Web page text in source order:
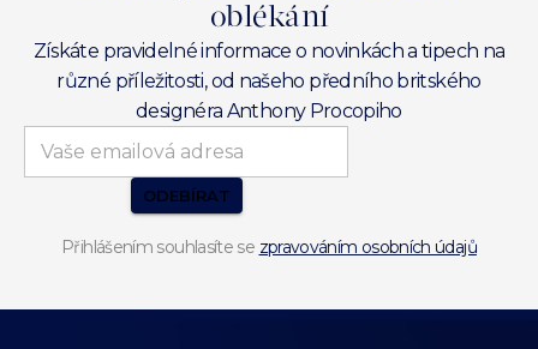
oblékání
Získáte pravidelné informace o novinkách a tipech na
různé příležitosti, od našeho předního britského
designéra Anthony Procopiho
ODEBÍRAT
Přihlášením souhlasíte se zpravováním osobních údajů